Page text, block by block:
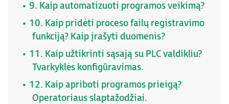
9. Kaip automatizuoti programos veikimą?
10. Kaip pridėti proceso failų registravimo
funkciją? Kaip įrašyti duomenis?
11. Kaip užtikrinti sąsają su PLC valdikliu?
Tvarkyklės konfigūravimas.
12. Kaip apriboti programos prieigą?
Operatoriaus slaptažodžiai.